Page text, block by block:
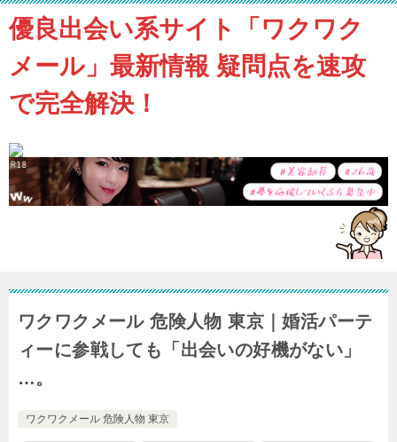
優良出会い系サイト「ワクワク
メール」最新情報 疑問点を速攻
で完全解決！
ワクワクメール 危険人物 東京｜婚活パーテ
ィーに参戦しても「出会いの好機がない」
…。
ワクワクメール 危険人物 東京